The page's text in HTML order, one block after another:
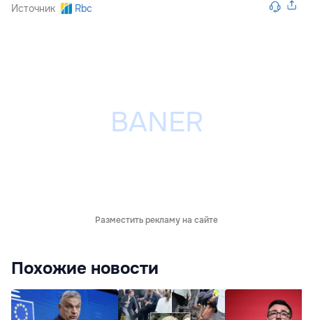
Источник Rbc
Разместить рекламу на сайте
Похожие новости